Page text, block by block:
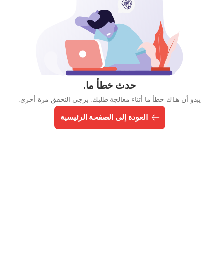
حدث خطأ ما.
يبدو أن هناك خطأ ما أثناء معالجة طلبك. يرجى التحقق مرة أخرى.
العودة إلى الصفحة الرئيسية